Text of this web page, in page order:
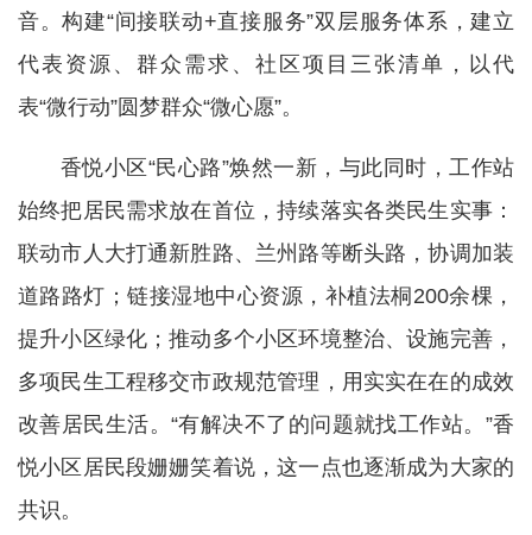
音。构建“间接联动+直接服务”双层服务体系，建立
代表资源、群众需求、社区项目三张清单，以代
表“微行动”圆梦群众“微心愿”。
香悦小区“民心路”焕然一新，与此同时，工作站
始终把居民需求放在首位，持续落实各类民生实事：
联动市人大打通新胜路、兰州路等断头路，协调加装
道路路灯；链接湿地中心资源，补植法桐200余棵，
提升小区绿化；推动多个小区环境整治、设施完善，
多项民生工程移交市政规范管理，用实实在在的成效
改善居民生活。“有解决不了的问题就找工作站。”香
悦小区居民段姗姗笑着说，这一点也逐渐成为大家的
共识。